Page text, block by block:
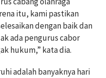
itu, kami pastikan
dengan baik dan
ada pengurus cabor
hukum,” kata dia.
adalah banyaknya hari